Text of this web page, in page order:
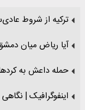
ترکیه از شروط
آیا ریاض میان
حمله داعش به
اینفوگرافیک | نگاهی به